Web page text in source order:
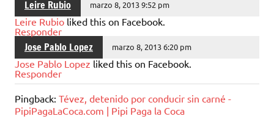
Leire Rubio marzo 8, 2013 9:52 pm
Leire Rubio liked this on Facebook.
Responder
Jose Pablo Lopez marzo 8, 2013 6:20 pm
Jose Pablo Lopez liked this on Facebook.
Responder
Pingback: Tévez, detenido por conducir sin carné -
PipiPagaLaCoca.com | Pipi Paga la Coca